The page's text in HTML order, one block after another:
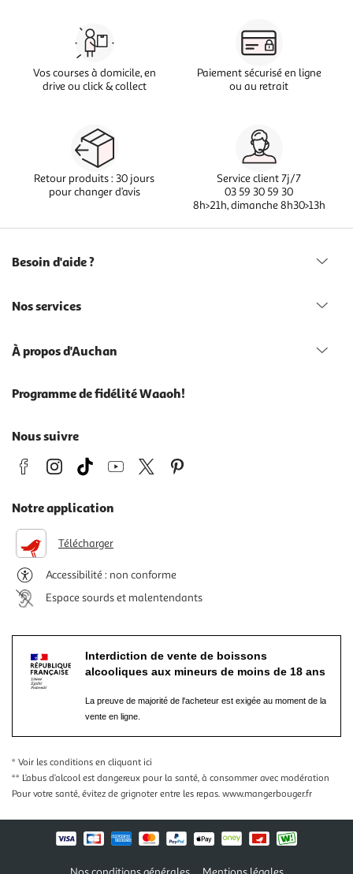
Vos courses à domicile, en
drive ou click & collect
Paiement sécurisé en ligne
ou au retrait
Retour produits : 30 jours
pour changer d’avis
Service client 7j/7
03 59 30 59 30
8h>21h, dimanche 8h30>13h
Besoin d'aide ?
Nos services
À propos d'Auchan
Programme de fidélité Waaoh!
Nous suivre
Notre application
Télécharger
Accessibilité : non conforme
Espace sourds et malentendants
Interdiction de vente de boissons
alcooliques aux mineurs de moins de 18 ans
La preuve de majorité de l'acheteur est exigée au moment de la
vente en ligne.
* Voir les conditions en cliquant ici
** L’abus d’alcool est dangereux pour la santé, à consommer avec modération
Pour votre santé, évitez de grignoter entre les repas. www.mangerbouger.fr